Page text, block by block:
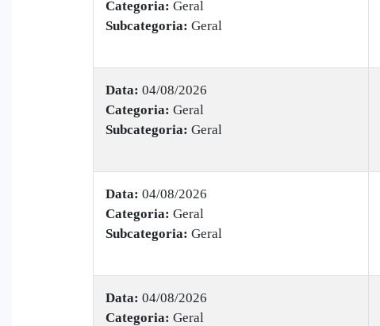
Categoria: Geral
Subcategoria: Geral
Data: 04/08/2026
Categoria: Geral
Subcategoria: Geral
Data: 04/08/2026
Categoria: Geral
Subcategoria: Geral
Data: 04/08/2026
Categoria: Geral